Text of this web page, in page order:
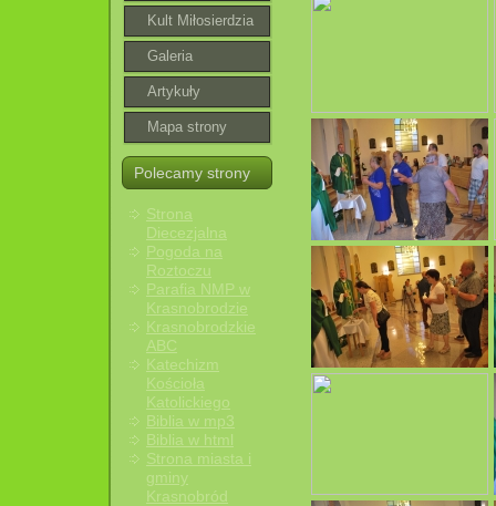
Parafialnego
Kult Miłosierdzia
Bożego
Galeria
roztoczańska
Artykuły
Mapa strony
Polecamy strony
Strona
Diecezjalna
Pogoda na
Roztoczu
Parafia NMP w
Krasnobrodzie
Krasnobrodzkie
ABC
Katechizm
Kościoła
Katolickiego
Biblia w mp3
Biblia w html
Strona miasta i
gminy
Krasnobród